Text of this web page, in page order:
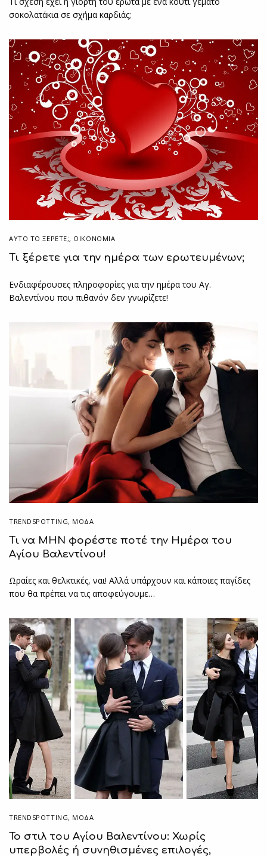
σοκολατάκια σε σχήμα καρδιάς;
ΑΥΤΌ ΤΟ ΞΈΡΕΤΕ;, ΟΙΚΟΝΟΜΙΑ
Τι ξέρετε για την ημέρα των ερωτευμένων;
Ενδιαφέρουσες πληροφορίες για την ημέρα του Αγ.
Βαλεντίνου που πιθανόν δεν γνωρίζετε!
TRENDSPOTTING, ΜΟΔΑ
Τι να ΜΗΝ φορέστε ποτέ την Ημέρα του
Αγίου Βαλεντίνου!
Ωραίες και θελκτικές, ναι! Αλλά υπάρχουν και κάποιες παγίδες
που θα πρέπει να τις αποφεύγουμε…
TRENDSPOTTING, ΜΟΔΑ
Το στιλ του Αγίου Βαλεντίνου: Χωρίς
υπερβολές ή συνηθισμένες επιλογές,